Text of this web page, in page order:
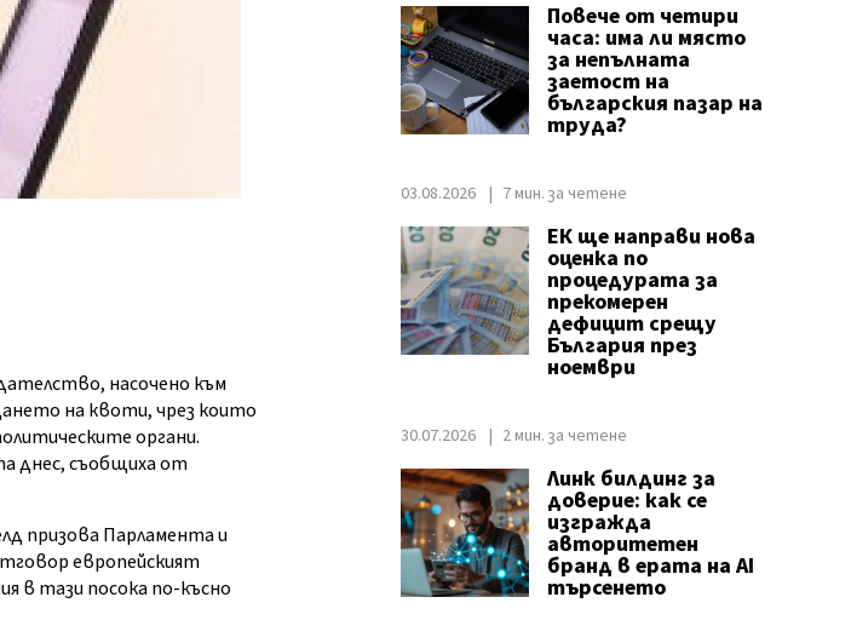
насочено към
на квоти, чрез които
органи.
днес, съобщиха от
призова Парламента и
европейският
в тази посока по-късно
Повече от четири
часа: има ли място
за непълната
заетост на
българския пазар на
труда?
03.08.2026 7 мин. за четене
ЕК ще направи нова
оценка по
процедурата за
прекомерен
дефицит срещу
България през
ноември
30.07.2026 2 мин. за четене
Линк билдинг за
доверие: как се
изгражда
авторитетен
бранд в ерата на AI
търсенето